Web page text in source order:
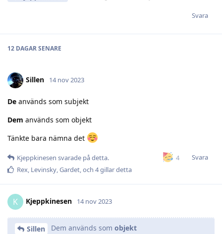
Svara
12 DAGARSENARE
Sillen 14 nov 2023
De används som subjekt
Dem används som objekt
Tänkte bara nämna det
4 Svara
Kjeppkinesen svarade på detta.
Rex, Levinsky,Gardet, och 4gillar detta
K Kjeppkinesen 14 nov 2023
Sillen Dem används som objekt